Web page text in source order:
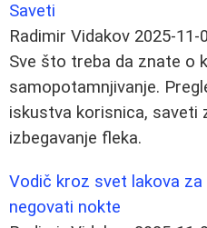
Saveti
Radimir Vidakov 2025-11-
Sve što treba da znate o
samopotamnjivanje.
iskustva korisnica, saveti
izbegavanje fleka.
Vodič kroz svet lakova
negovati nokte